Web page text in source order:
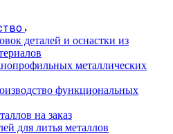
деталей и оснастки из
металлических
функциональных
на заказ
для литья металлов